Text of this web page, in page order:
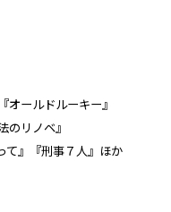
オールドルーキー』
のリノベ』
て』『刑事７人』ほか